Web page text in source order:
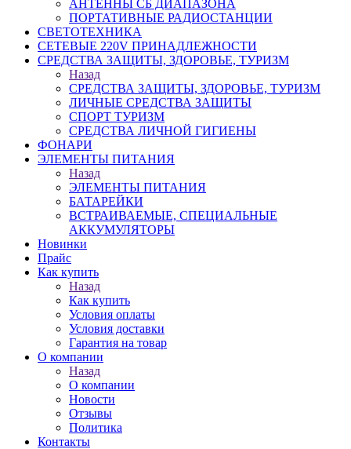
АНТЕННЫ CБ ДИАПАЗОНА
ПОРТАТИВНЫЕ РАДИОСТАНЦИИ
СВЕТОТЕХНИКА
СЕТЕВЫЕ 220V ПРИНАДЛЕЖНОСТИ
СРЕДСТВА ЗАЩИТЫ, ЗДОРОВЬЕ, ТУРИЗМ
Назад
СРЕДСТВА ЗАЩИТЫ, ЗДОРОВЬЕ, ТУРИЗМ
ЛИЧНЫЕ СРЕДСТВА ЗАЩИТЫ
СПОРТ ТУРИЗМ
СРЕДСТВА ЛИЧНОЙ ГИГИЕНЫ
ФОНАРИ
ЭЛЕМЕНТЫ ПИТАНИЯ
Назад
ЭЛЕМЕНТЫ ПИТАНИЯ
БАТАРЕЙКИ
ВСТРАИВАЕМЫЕ, СПЕЦИАЛЬНЫЕ
АККУМУЛЯТОРЫ
Новинки
Прайс
Как купить
Назад
Как купить
Условия оплаты
Условия доставки
Гарантия на товар
О компании
Назад
О компании
Новости
Отзывы
Политика
Контакты